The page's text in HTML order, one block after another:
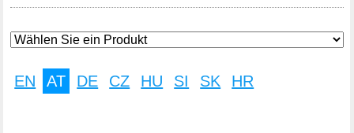
EN AT DE CZ HU SI SK HR